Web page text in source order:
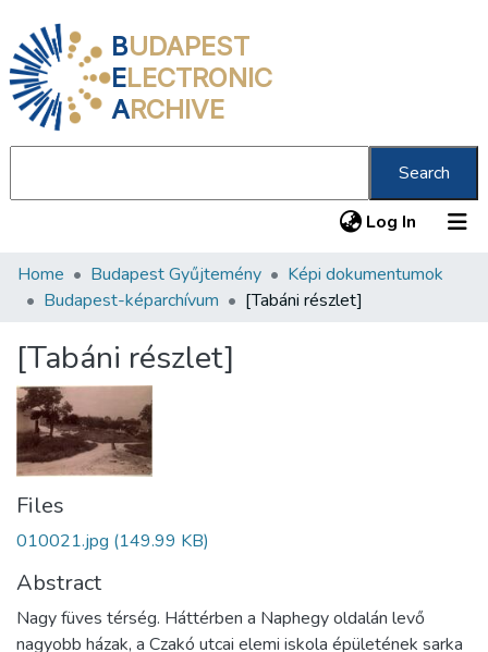
BUDAPEST
ELECTRONIC
ARCHIVE
Search
Log In (current)
Communities & Collections
Statistics
About us
Home Budapest Gyűjtemény
Képi dokumentumok
Budapest-képarchívum
[Tabáni részlet]
[Tabáni részlet]
Files
010021.jpg (149.99 KB)
Abstract
Nagy füves térség. Háttérben a Naphegy oldalán levő
nagyobb házak, a Czakó utcai elemi iskola épületének sarka